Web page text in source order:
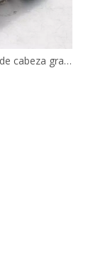
Pasador de localización de cabeza grande Cabeza redonda de diamante Punta cónica Roscado JPNBB